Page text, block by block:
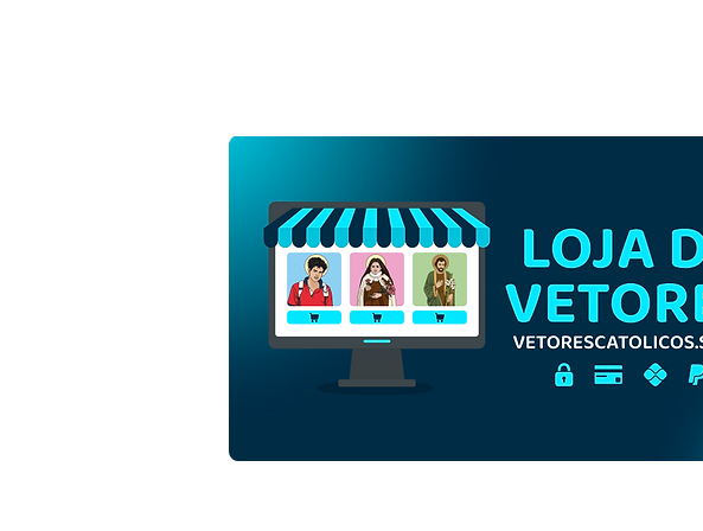
Santa Maria Madalena |
Download Grátis Vetor
Contorno Monocromático
Santa